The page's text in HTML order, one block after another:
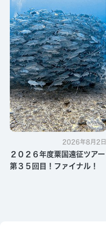
2026年8月2日
２０２６年度粟国遠征ツアー
第３５回目！ファイナル！